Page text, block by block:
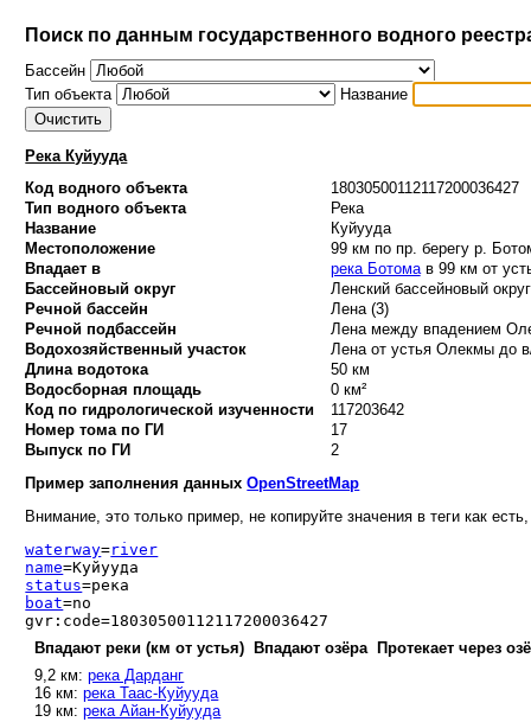
Поиск по данным государственного водного
Бассейн
Тип объекта
Название
Река Куйууда
Код водного объекта
18030500112117200036427
Тип водного объекта
Река
Название
Куйууда
Местоположение
99 км по пр. берегу р.
Впадает в
река Ботомав 99 км от
Бассейновый округ
Ленский бассейновый
Речной бассейн
Лена (3)
Речной подбассейн
Лена между впадением
Водохозяйственный участок
Лена от устья Олекмы до
Длина водотока
50 км
Водосборная площадь
0 км²
Код по гидрологической изученности
117203642
Номер тома по ГИ
17
Выпуск по ГИ
2
Пример заполнения данныхOpenStreetMap
Внимание, это только пример, не копируйте значения в теги как
waterway=river
name=Куйууда
status=река
boat=no
gvr:code=18030500112117200036427
Впадают реки (км от устья)
Впадают озёра
Протекает через
9,2 км:река Дарданг
16 км:река Таас-Куйууда
19 км:река Айан-Куйууда